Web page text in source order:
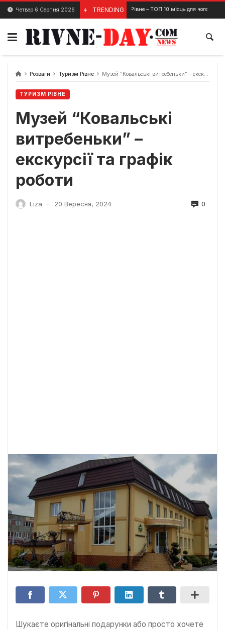
Skip
content
Четвер 6 Серпня 2026 TRENDING
25 Грудня, 2024 Барбершоп Рівне – ТОП 10 місць для чоловічої стрижки
Розваги Туризм Рівне Музей “Ковальські витребеньки” – екскурсії та графік роботи
ТУРИЗМ РІВНЕ
Музей “Ковальські
витребеньки” –
екскурсії та графік
роботи
Liza — 20 Вересня, 2024 0
Шукаєте оригінальні подарунки або просто хочете